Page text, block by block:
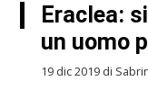
Eraclea:
un uomo
19 dic 2019 di